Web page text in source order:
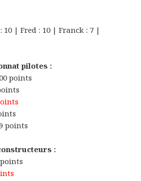
10 | Fred : 10 | Franck : 7 |
pilotes :
points
points
:
points